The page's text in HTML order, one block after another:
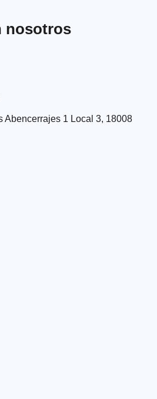
nosotros
Abencerrajes 1 Local 3, 18008​